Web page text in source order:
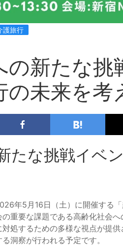
護旅行
の新たな挑
未来を考
たな挑戦イベ
年5月16日（土）に開催する
重要な課題である高齢化社会
処するための多様な視点が提
洞察が行われる予定です。